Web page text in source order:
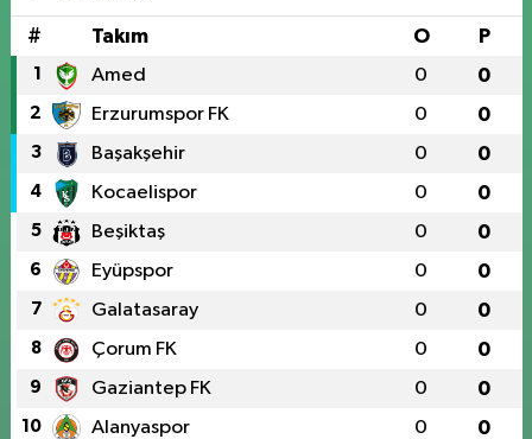
# Takım O P
1 Amed 0 0
2 Erzurumspor FK 0 0
3 Başakşehir 0 0
4 Kocaelispor 0 0
5 Beşiktaş 0 0
6 Eyüpspor 0 0
7 Galatasaray 0 0
8 Çorum FK 0 0
9 Gaziantep FK 0 0
10 Alanyaspor 0 0